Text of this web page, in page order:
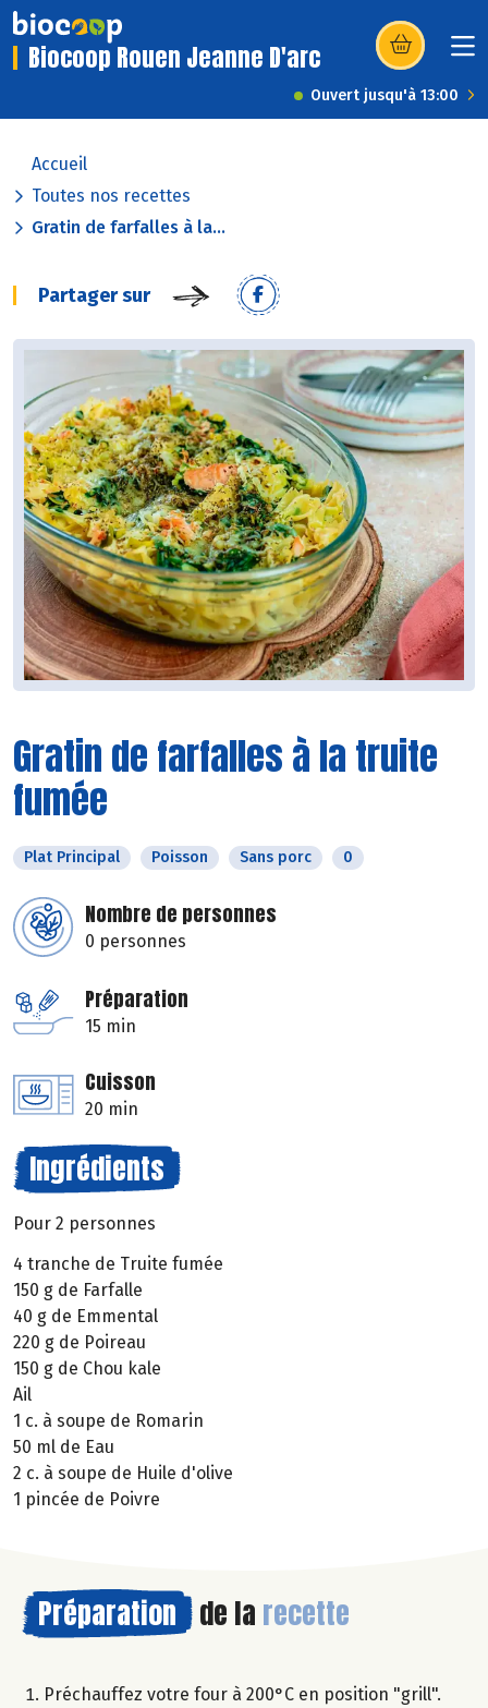
Biocoop Rouen Jeanne D'arc (s’ouvre dans
Ouvert jusqu'à 13:00
Accueil
Toutes nos recettes
Gratin de farfalles à la...
Partager sur
Gratin de farfalles à la truite
fumée
Plat Principal Poisson Sans porc 0
Nombre de personnes
0 personnes
Préparation
15 min
Cuisson
20 min
Ingrédients
Pour 2 personnes
4 tranche de Truite fumée
150 g de Farfalle
40 g de Emmental
220 g de Poireau
150 g de Chou kale
Ail
1 c. à soupe de Romarin
50 ml de Eau
2 c. à soupe de Huile d'olive
1 pincée de Poivre
Préparation de la recette
Préchauffez votre four à 200°C en position "grill".